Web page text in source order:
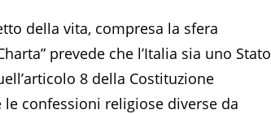
della vita, compresa la sfera
prevede che l’Italia sia uno Stato
8 della Costituzione
confessioni religiose diverse da